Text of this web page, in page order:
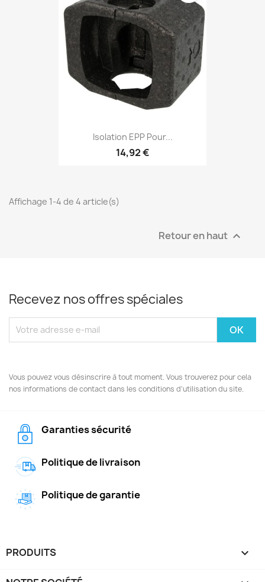
Isolation EPP Pour...
14,92 €
Affichage 1-4 de 4 article(s)
Retour en haut 
Recevez nos offres spéciales
Vous pouvez vous désinscrire à tout moment. Vous trouverez pour cela
nos informations de contact dans les conditions d'utilisation du site.
Garanties sécurité
Politique de livraison
Politique de garantie
PRODUITS 